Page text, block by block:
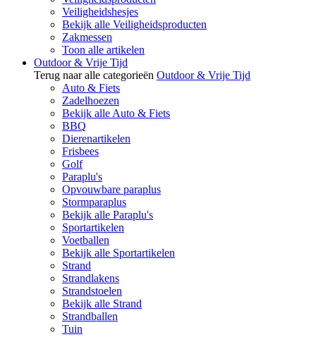
Veiligheidshesjes
Bekijk alle Veiligheidsproducten
Zakmessen
Toon alle artikelen
Outdoor & Vrije Tijd
Terug naar alle categorieën Outdoor & Vrije Tijd
Auto & Fiets
Zadelhoezen
Bekijk alle Auto & Fiets
BBQ
Dierenartikelen
Frisbees
Golf
Paraplu's
Opvouwbare paraplus
Stormparaplus
Bekijk alle Paraplu's
Sportartikelen
Voetballen
Bekijk alle Sportartikelen
Strand
Strandlakens
Strandstoelen
Bekijk alle Strand
Strandballen
Tuin